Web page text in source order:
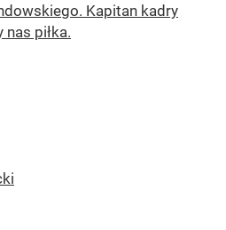
Kapitan kadry
nas piłka.